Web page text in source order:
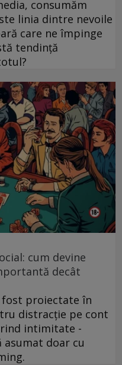
consumăm
linia dintre nevoile
care ne împinge
tendință
cum devine
decât
fost proiectate în
distracție pe cont
intimitate -
doar cu